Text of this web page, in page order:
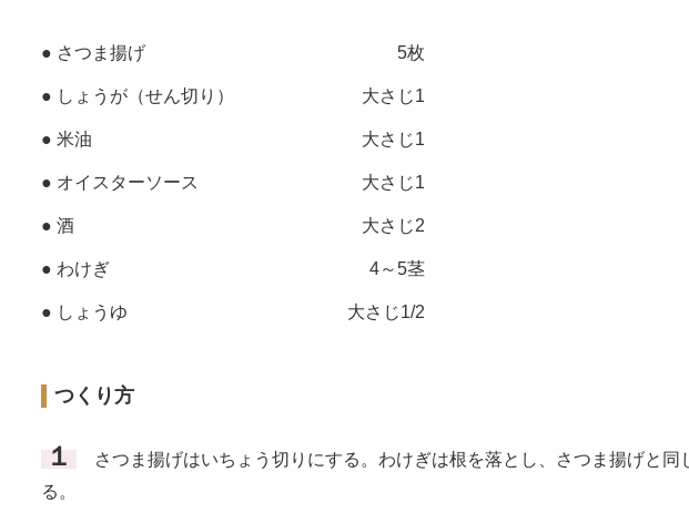
● さつま揚げ 5枚
● しょうが（せん切り） 大さじ1
● 米油 大さじ1
● オイスターソース 大さじ1
● 酒 大さじ2
● わけぎ 4～5茎
● しょうゆ 大さじ1/2
つくり方
１
さつま揚げはいちょう切りにする。わけぎは根を落とし、さつま揚げと同
る。